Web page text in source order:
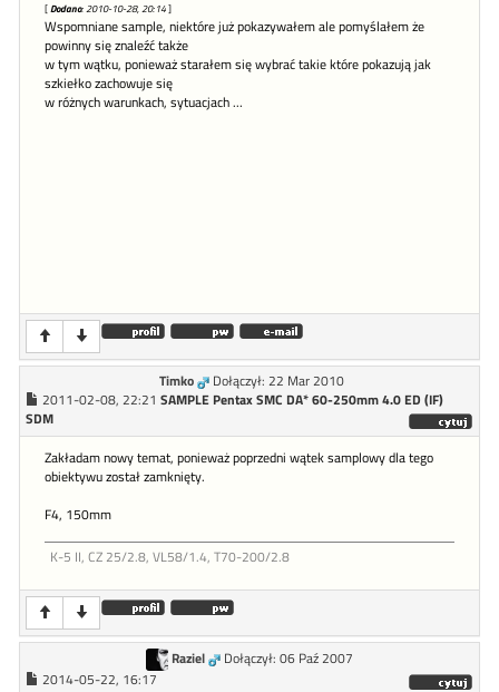
[Dodano: 2010-10-28, 20:14]
Wspomniane sample, niektóre już pokazywałem ale pomyślałem że
powinny się znaleźć także
w tym wątku, ponieważ starałem się wybrać takie które pokazują jak
szkiełko zachowuje się
w różnych warunkach, sytuacjach ...
Timko
Dołączył: 22 Mar 2010
2011-02-08, 22:21 SAMPLE Pentax SMC DA* 60-250mm 4.0 ED (IF)
SDM
Zakładam nowy temat, ponieważ poprzedni wątek samplowy dla tego
obiektywu został zamknięty.
F4, 150mm
K-5 II, CZ 25/2.8, VL58/1.4, T70-200/2.8
Raziel
Dołączył: 06 Paź 2007
2014-05-22, 16:17